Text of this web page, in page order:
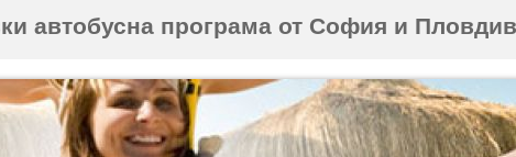
автобусна програма от София и Пловдив